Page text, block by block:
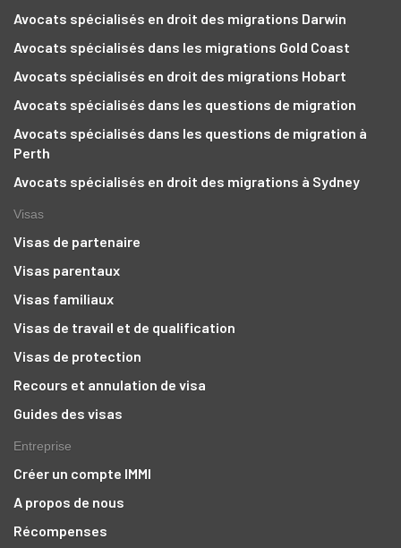
Avocats spécialisés en droit des migrations Darwin
Avocats spécialisés dans les migrations Gold Coast
Avocats spécialisés en droit des migrations Hobart
Avocats spécialisés dans les questions de migration
Avocats spécialisés dans les questions de migration à
Perth
Avocats spécialisés en droit des migrations à Sydney
Visas
Visas de partenaire
Visas parentaux
Visas familiaux
Visas de travail et de qualification
Visas de protection
Recours et annulation de visa
Guides des visas
Entreprise
Créer un compte IMMI
A propos de nous
Récompenses